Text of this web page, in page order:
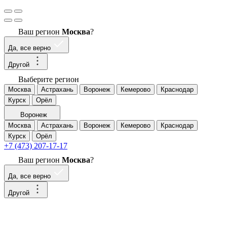
Ваш регион Москва?
Да, все верно
Другой
Выберите регион
Москва Астрахань Воронеж Кемерово
Краснодар
Курск
Орёл
Воронеж
Москва
Астрахань Воронеж Кемерово
Краснодар
Курск
Орёл
+7 (473) 207-17-17
Ваш регион Москва?
Да, все верно
Другой